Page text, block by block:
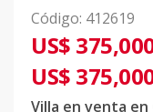
Código: 412619
US$
US$
Villa en venta